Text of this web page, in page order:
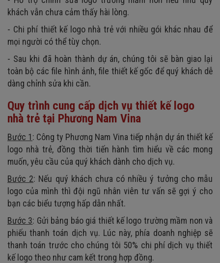
khách vẫn chưa cảm thấy hài lòng.
- Chi phí thiết kế logo nhà trẻ với nhiều gói khác nhau để
mọi người có thể tùy chọn.
- Sau khi đã hoàn thành dự án, chúng tôi sẽ bàn giao lại
toàn bộ các file hình ảnh, file thiết kế gốc để quý khách dễ
dàng chỉnh sửa khi cần.
Quy trình cung cấp dịch vụ thiết kế logo
nhà trẻ tại Phương Nam Vina
Bước 1: Công ty Phương Nam Vina tiếp nhận dự án thiết kế
logo nhà trẻ, đồng thời tiến hành tìm hiểu về các mong
muốn, yêu cầu của quý khách dành cho dịch vụ.
Bước 2: Nếu quý khách chưa có nhiều ý tưởng cho mẫu
logo của mình thì đội ngũ nhân viên tư vấn sẽ gợi ý cho
bạn các biểu tượng hấp dẫn nhất.
Bước 3: Gửi bảng báo giá thiết kế logo trường mầm non và
phiếu thanh toán dịch vụ. Lúc này, phía doanh nghiệp sẽ
thanh toán trước cho chúng tôi 50% chi phí dịch vụ thiết
kế logo theo như cam kết trong hợp đồng.